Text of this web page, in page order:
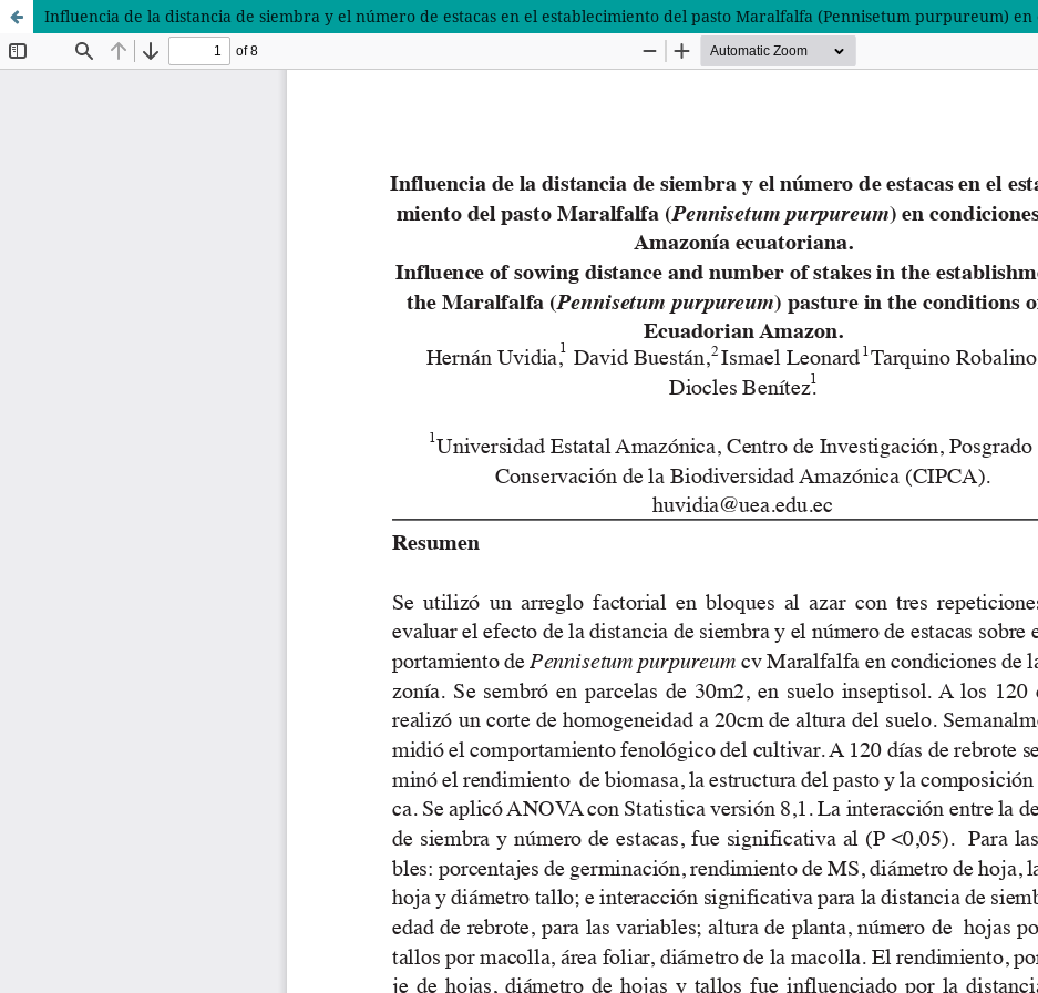
Influencia de la distancia de siembra y el número de estacas en el establecimiento del pasto Maralfalfa (Pennisetum purpureum)